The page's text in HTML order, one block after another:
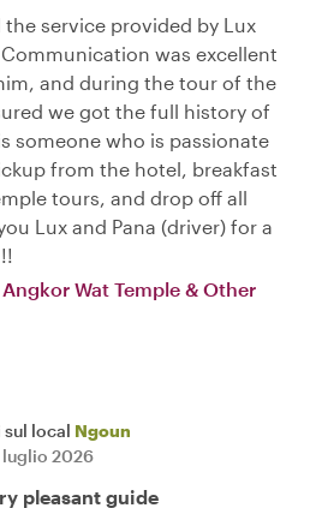
service provided by Lux
was excellent
and during the tour of the
we got the full history of
someone who is passionate
from the hotel, breakfast
tours, and drop off all
Lux and Pana (driver) for a
Wat Temple & Other
local Ngoun
luglio 2026
pleasant guide